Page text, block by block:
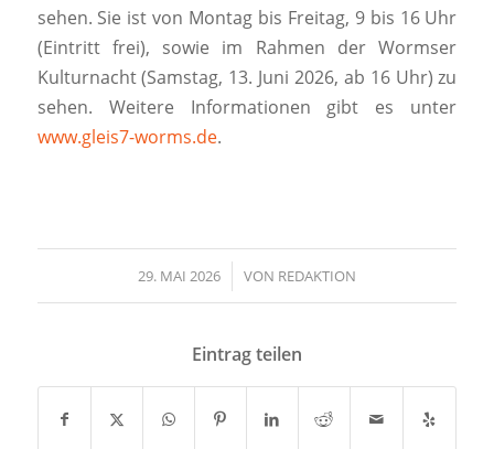
sehen. Sie ist von Montag bis Freitag, 9 bis 16 Uhr
(Eintritt frei), sowie im Rahmen der Wormser
Kulturnacht (Samstag, 13. Juni 2026, ab 16 Uhr) zu
sehen. Weitere Informationen gibt es unter
www.gleis7-worms.de.
29. MAI 2026
/ VON REDAKTION
Eintrag teilen